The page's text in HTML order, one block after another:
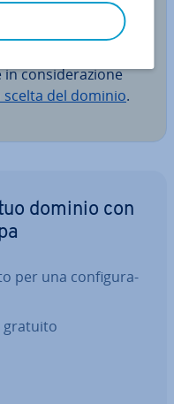
è un processo più
Prima di
con­si­de­ra­zio­ne
scelta del dominio.
dominio con
per una con­fi­gu­ra­
gratuito